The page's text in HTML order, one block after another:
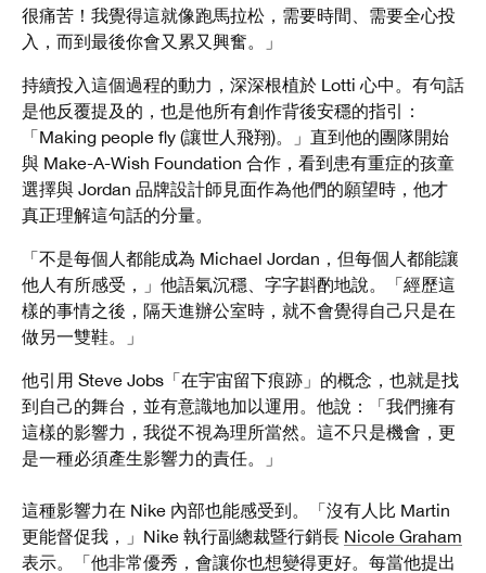
很痛苦！我覺得這就像跑馬拉松，需要時間、需要全心投
入，而到最後你會又累又興奮。」
持續投入這個過程的動力，深深根植於 Lotti 心中。有句話
是他反覆提及的，也是他所有創作背後安穩的指引：
「Making people fly (讓世人飛翔)。」直到他的團隊開始
與 Make-A-Wish Foundation 合作，看到患有重症的孩童
選擇與 Jordan 品牌設計師見面作為他們的願望時，他才
真正理解這句話的分量。
「不是每個人都能成為 Michael Jordan，但每個人都能讓
他人有所感受，」他語氣沉穩、字字斟酌地說。「經歷這
樣的事情之後，隔天進辦公室時，就不會覺得自己只是在
做另一雙鞋。」
他引用 Steve Jobs「在宇宙留下痕跡」的概念，也就是找
到自己的舞台，並有意識地加以運用。他說：「我們擁有
這樣的影響力，我從不視為理所當然。這不只是機會，更
是一種必須產生影響力的責任。」
這種影響力在 Nike 內部也能感受到。「沒有人比 Martin
更能督促我，」Nike 執行副總裁暨行銷長 Nicole Graham
表示。「他非常優秀，會讓你也想變得更好。每當他提出